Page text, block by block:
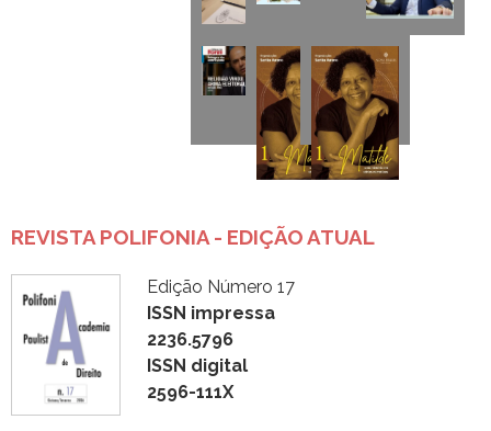
REVISTA POLIFONIA - EDIÇÃO ATUAL
Edição Número 17
ISSN impressa
2236.5796
ISSN digital
2596-111X